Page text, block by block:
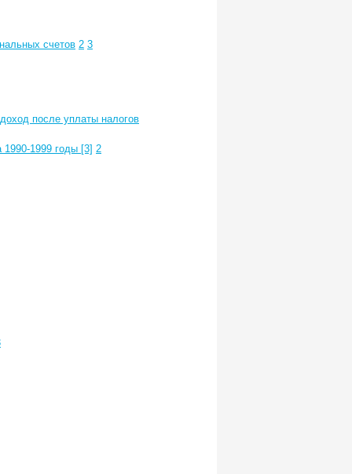
счетов 2 3
после уплаты налогов
1990-1999 годы [3] 2